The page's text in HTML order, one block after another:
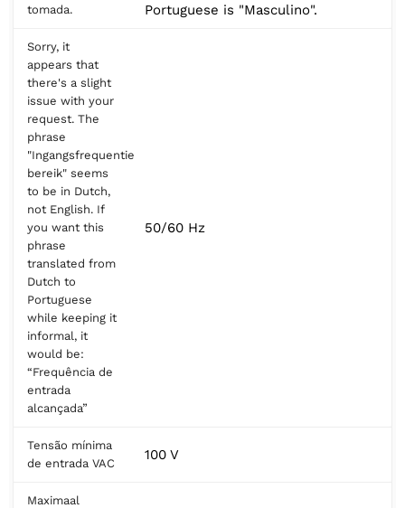
tomada. Portuguese is "Masculino".
Sorry, it
appears that
there's a slight
issue with your
request. The
phrase
"Ingangsfrequentie
bereik" seems
to be in Dutch,
not English. If
you want this
phrase
translated from
Dutch to
Portuguese
while keeping it
informal, it
would be:
“Frequência de
entrada
alcançada”
50/60 Hz
Tensão mínima
de entrada VAC
100 V
Maximaal